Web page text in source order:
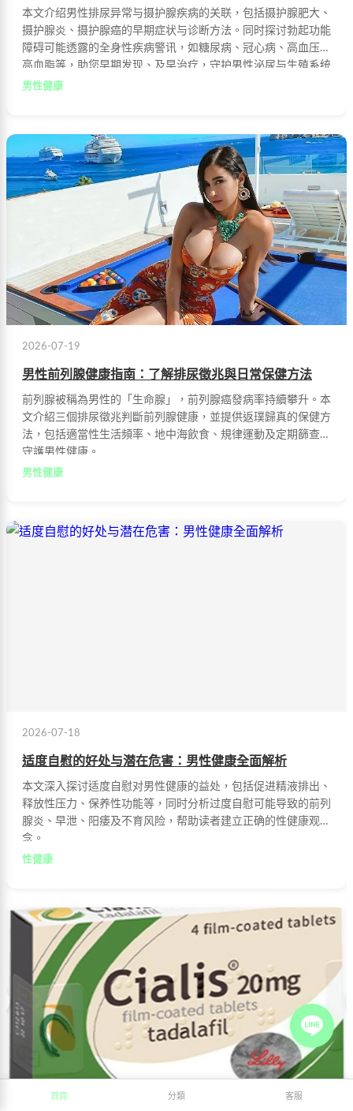
本文介绍男性排尿异常与摄护腺疾病的关联，包括摄护腺肥大、
摄护腺炎、摄护腺癌的早期症状与诊断方法。同时探讨勃起功能
障碍可能透露的全身性疾病警讯，如糖尿病、冠心病、高血压、
高血脂等，助您早期发现、及早治疗，守护男性泌尿与生殖系统
健康。
男性健康
2026-07-19
男性前列腺健康指南：了解排尿徵兆與日常保健方法
前列腺被稱為男性的「生命腺」，前列腺癌發病率持續攀升。本
文介紹三個排尿徵兆判斷前列腺健康，並提供返璞歸真的保健方
法，包括適當性生活頻率、地中海飲食、規律運動及定期篩查，
守護男性健康。
男性健康
2026-07-18
适度自慰的好处与潜在危害：男性健康全面解析
本文深入探讨适度自慰对男性健康的益处，包括促进精液排出、
释放性压力、保养性功能等，同时分析过度自慰可能导致的前列
腺炎、早泄、阳痿及不育风险，帮助读者建立正确的性健康观
念。
性健康
首頁 分類 客服